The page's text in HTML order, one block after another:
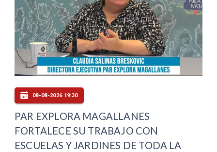
08-08-2026 19:30
PAR EXPLORA MAGALLANES
FORTALECE SU TRABAJO CON
ESCUELAS Y JARDINES DE TODA LA